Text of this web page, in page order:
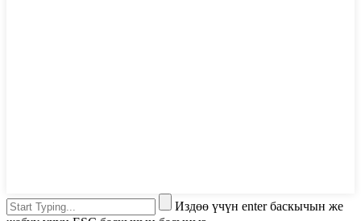
Издөө үчүн enter баскычын же